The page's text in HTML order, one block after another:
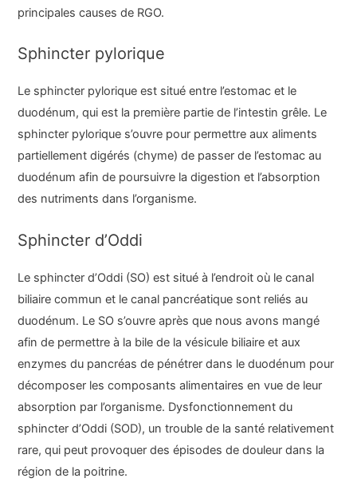
principales causes de RGO.
Sphincter pylorique
Le sphincter pylorique est situé entre l’estomac et le
duodénum, qui est la première partie de l’intestin grêle. Le
sphincter pylorique s’ouvre pour permettre aux aliments
partiellement digérés (chyme) de passer de l’estomac au
duodénum afin de poursuivre la digestion et l’absorption
des nutriments dans l’organisme.
Sphincter d’Oddi
Le sphincter d’Oddi (SO) est situé à l’endroit où le canal
biliaire commun et le canal pancréatique sont reliés au
duodénum. Le SO s’ouvre après que nous avons mangé
afin de permettre à la bile de la vésicule biliaire et aux
enzymes du pancréas de pénétrer dans le duodénum pour
décomposer les composants alimentaires en vue de leur
absorption par l’organisme. Dysfonctionnement du
sphincter d’Oddi (SOD), un trouble de la santé relativement
rare, qui peut provoquer des épisodes de douleur dans la
région de la poitrine.